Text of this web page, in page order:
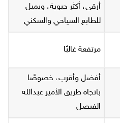
أرقى، أكثر حيوية، ويميل
للطابع السياحي والسكني
مرتفعة غالبًا
أفضل وأقرب، خصوصًا
باتجاه طريق الأمير عبدالله
الفيصل